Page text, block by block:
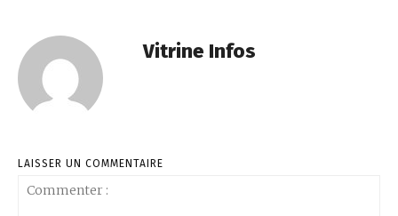
Vitrine Infos
LAISSER UN COMMENTAIRE